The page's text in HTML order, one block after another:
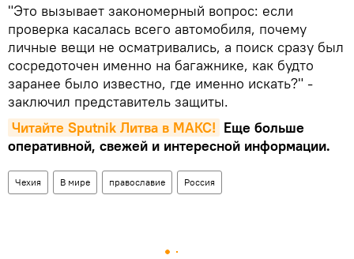
"Это вызывает закономерный вопрос: если
проверка касалась всего автомобиля, почему
личные вещи не осматривались, а поиск сразу был
сосредоточен именно на багажнике, как будто
заранее было известно, где именно искать?" -
заключил представитель защиты.
Читайте Sputnik Литва в MAКС! Еще больше
оперативной, свежей и интересной информации.
Чехия В мире православие Россия